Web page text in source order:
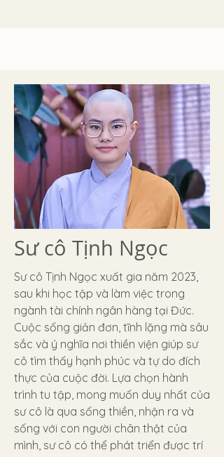
Sư cô Tịnh Ngọc
Sư cô Tịnh Ngọc xuất gia năm 2023,
sau khi học tập và làm việc trong
ngành tài chính ngân hàng tại Đức.
Cuộc sống giản đơn, tĩnh lặng mà sâu
sắc và ý nghĩa nơi thiền viện giúp sư
cô tìm thấy hạnh phúc và tự do đích
thực của cuộc đời. Lựa chọn hành
trình tu tập, mong muốn duy nhất của
sư cô là qua sống thiền, nhận ra và
sống với con người chân thật của
mình, sư cô có thể phát triển được trí